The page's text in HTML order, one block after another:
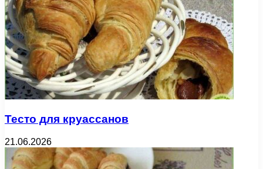
Тесто для круассанов
21.06.2026